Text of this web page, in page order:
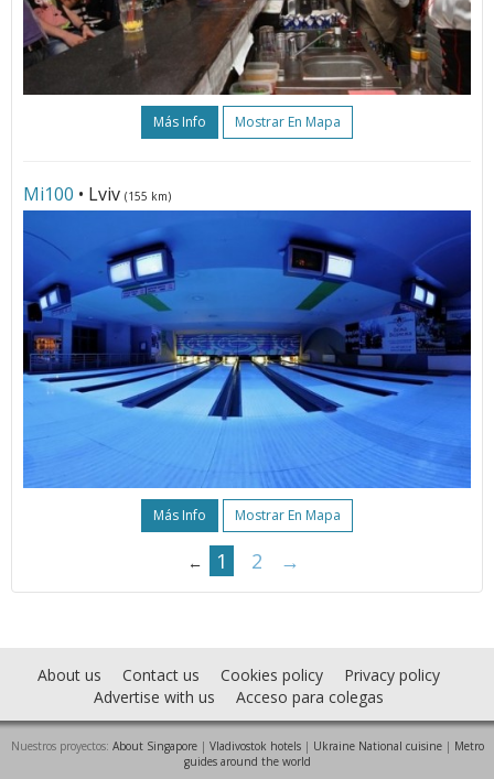
Más Info Mostrar En Mapa
Мі100 • Lviv (155 km)
Más Info Mostrar En Mapa
← 1 2 →
About us Contact us Cookies policy
Privacy policy
Advertise with us
Acceso para colegas
Nuestros proyectos: About Singapore| Vladivostok hotels| Ukraine National cuisine| Metro
guides around the world